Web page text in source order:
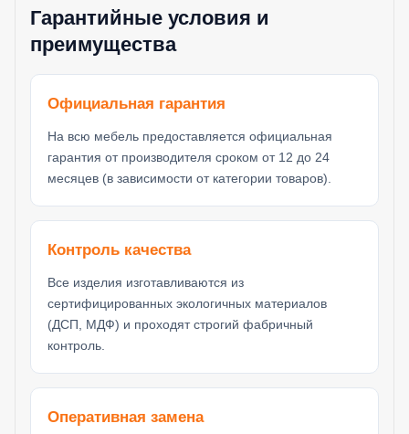
Гарантийные условия и
преимущества
Официальная гарантия
На всю мебель предоставляется официальная
гарантия от производителя сроком от 12 до 24
месяцев (в зависимости от категории товаров).
Контроль качества
Все изделия изготавливаются из
сертифицированных экологичных материалов
(ДСП, МДФ) и проходят строгий фабричный
контроль.
Оперативная замена